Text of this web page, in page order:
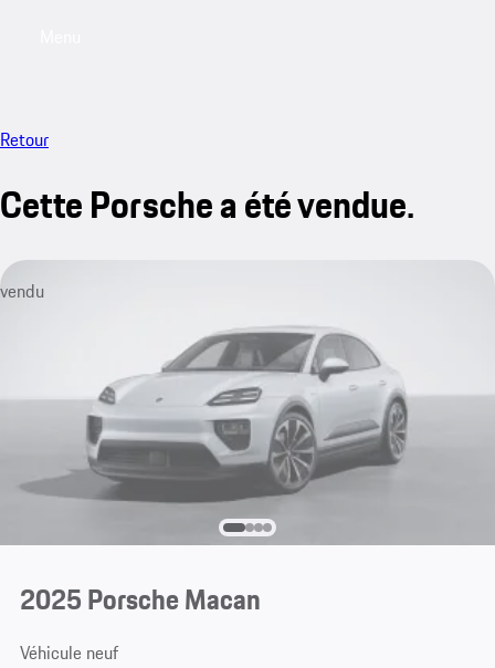
Retour
Cette Porsche a été vendue.
vendu
2025 Porsche Macan
Véhicule neuf